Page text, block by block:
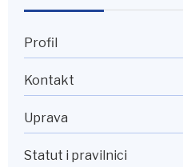
Profil
Kontakt
Uprava
Statut i pravilnici